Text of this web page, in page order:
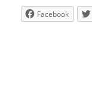
Facebook